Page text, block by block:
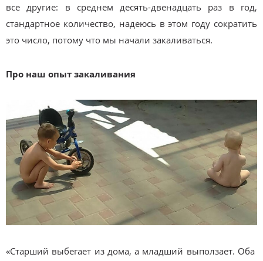
все другие: в среднем десять-двенадцать раз в год,
стандартное количество, надеюсь в этом году сократить
это число, потому что мы начали закаливаться.
Про наш опыт закаливания
«Старший выбегает из дома, а младший выползает. Оба